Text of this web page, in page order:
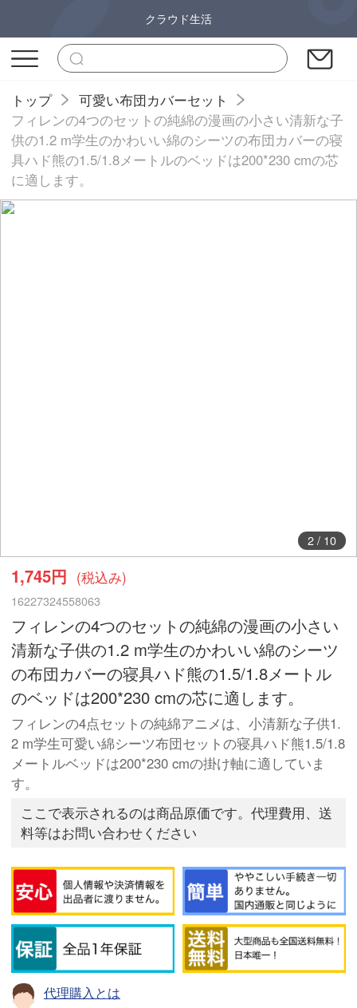
クラウド生活
トップ
可愛い布団カバーセット
フィレンの4つのセットの純綿の漫画の小さい清新な子
供の1.2 m学生のかわいい綿のシーツの布団カバーの寝
具ハド熊の1.5/1.8メートルのベッドは200*230 cmの芯
に適します。
2/ 10
1,745円 (税込み)
16227324558063
フィレンの4つのセットの純綿の漫画の小さい
清新な子供の1.2 m学生のかわいい綿のシーツ
の布団カバーの寝具ハド熊の1.5/1.8メートル
のベッドは200*230 cmの芯に適します。
フィレンの4点セットの純綿アニメは、小清新な子供1.
2 m学生可愛い綿シーツ布団セットの寝具ハド熊1.5/1.8
メートルベッドは200*230 cmの掛け軸に適していま
す。
ここで表示されるのは商品原価です。代理費用、送
料等はお問い合わせください
代理購入とは